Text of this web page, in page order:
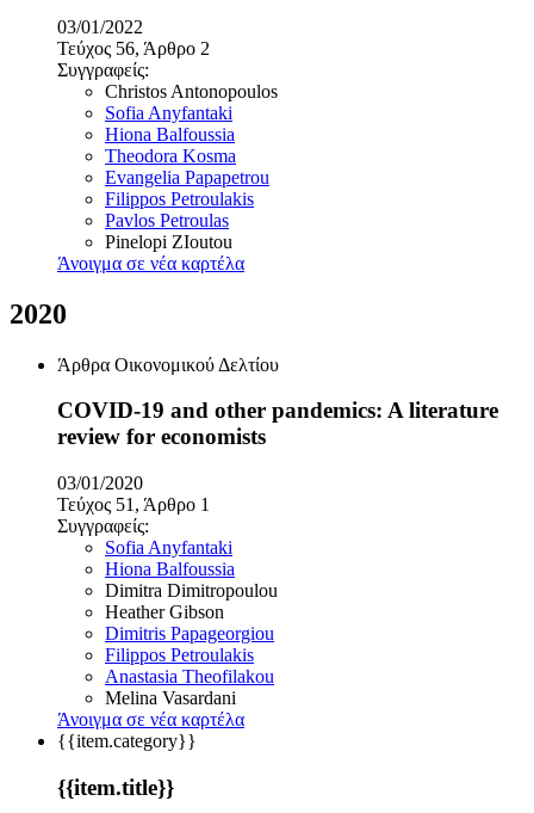
03/01/2022
Τεύχος 56, Άρθρο 2
Συγγραφείς:
Christos Antonopoulos
Sofia Anyfantaki
Hiona Balfoussia
Theodora Kosma
Evangelia Papapetrou
Filippos Petroulakis
Pavlos Petroulas
Pinelopi ZIoutou
Άνοιγμα σε νέα καρτέλα
2020
Άρθρα Οικονομικού Δελτίου
COVID-19 and other pandemics: A literature
review for economists
03/01/2020
Τεύχος 51, Άρθρο 1
Συγγραφείς:
Sofia Anyfantaki
Hiona Balfoussia
Dimitra Dimitropoulou
Heather Gibson
Dimitris Papageorgiou
Filippos Petroulakis
Anastasia Theofilakou
Melina Vasardani
Άνοιγμα σε νέα καρτέλα
{{item.category}}
{{item.title}}